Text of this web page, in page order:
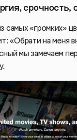
срочность,
самых «громких»
«Обрати на меня
мы замечаем